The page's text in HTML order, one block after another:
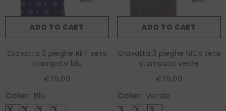
ADD TO CART
Cravatta 3 pieghe RIFF seta
stampata blu
€75,00
Color: Blu
ADD TO CART
Cravatta 3 pieghe NICK seta
stampata verde
€75,00
Color: Verde